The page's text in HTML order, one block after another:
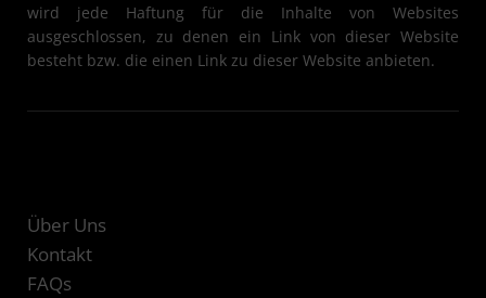
wird jede Haftung für die Inhalte von Websites
ausgeschlossen, zu denen ein Link von dieser Website
besteht bzw. die einen Link zu dieser Website anbieten.
Über Uns
Kontakt
FAQs